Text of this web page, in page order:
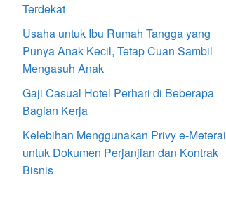
Terdekat
Usaha untuk Ibu Rumah Tangga yang
Punya Anak Kecil, Tetap Cuan Sambil
Mengasuh Anak
Gaji Casual Hotel Perhari di Beberapa
Bagian Kerja
Kelebihan Menggunakan Privy e-Meterai
untuk Dokumen Perjanjian dan Kontrak
Bisnis